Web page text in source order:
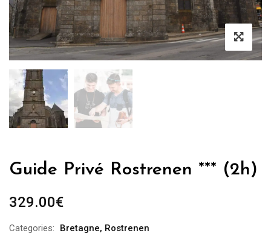
Guide Privé Rostrenen *** (2h)
329.00€
Categories: Bretagne, Rostrenen